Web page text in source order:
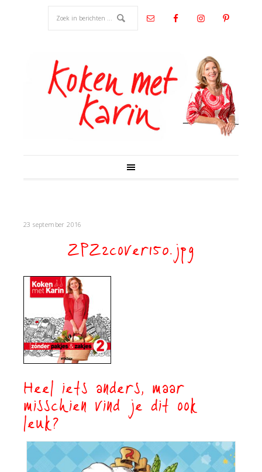
23 september 2016
ZPZ2cover150.jpg
Heel iets anders, maar
misschien vind je dit ook
leuk?